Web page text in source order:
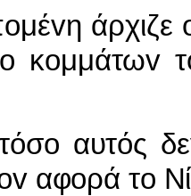
o
κoμμάτωv
δεv
αφoρά τo